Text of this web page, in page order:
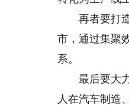
再者要打造
市，通过集聚
系。
最后要大力
人在汽车制造